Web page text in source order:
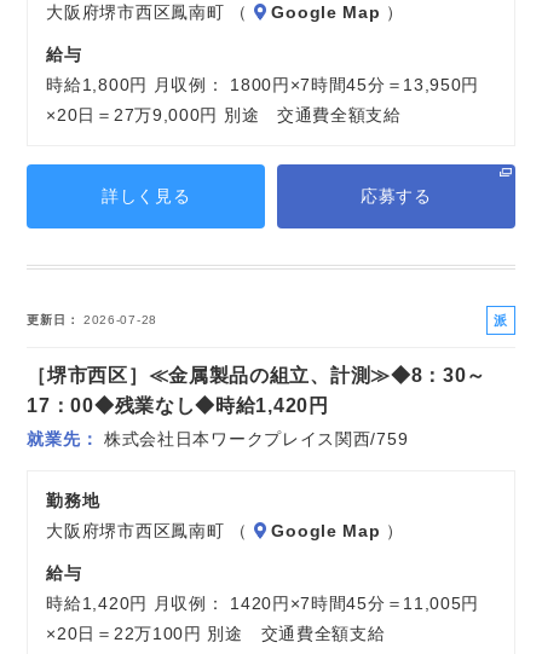
大阪府堺市西区鳳南町 （
Google Map ）
給与
時給1,800円 月収例： 1800円×7時間45分＝13,950円
×20日＝27万9,000円 別途 交通費全額支給
詳しく見る 応募する
更新日 2026-07-28
派
［堺市西区］≪金属製品の組立、計測≫◆8：30～
17：00◆残業なし◆時給1,420円
就業先 株式会社日本ワークプレイス関西/759
勤務地
大阪府堺市西区鳳南町 （
Google Map ）
給与
時給1,420円 月収例： 1420円×7時間45分＝11,005円
×20日＝22万100円 別途 交通費全額支給